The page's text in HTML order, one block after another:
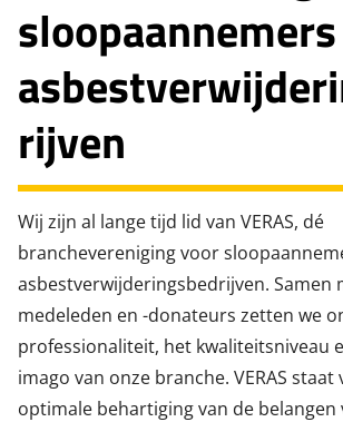
rijven
Wij zijn al lange tijd lid van VERAS, dé
branchevereniging voor
asbestverwijderingsbedrijven. Samen
medeleden en -donateurs zetten we
professionaliteit, het kwaliteitsniveau
imago van onze branche. VERAS staat
optimale behartiging van de belangen